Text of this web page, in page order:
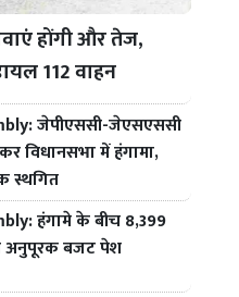
होंगी और तेज,
112 वाहन
जेपीएससी-जेएसएससी
विधानसभा में हंगामा,
स्थगित
हंगामे के बीच 8,399
अनुपूरक बजट पेश